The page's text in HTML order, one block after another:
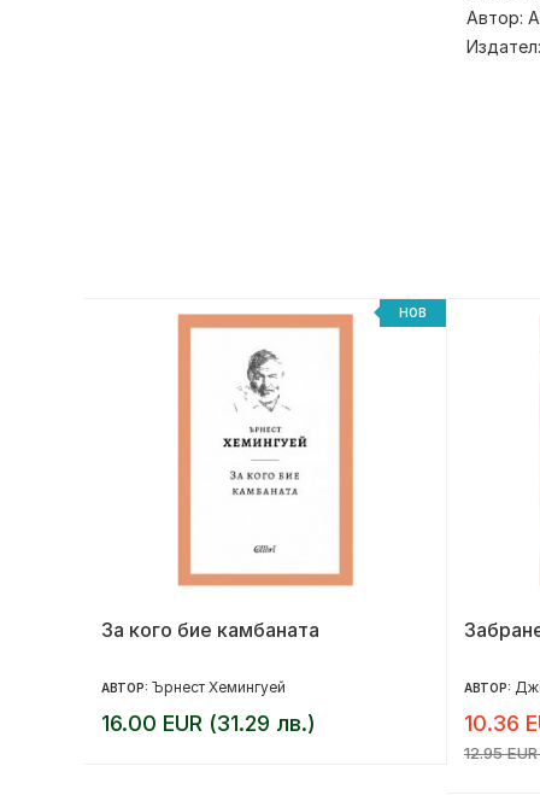
Автор:
Издател:
НОВ
За кого бие камбаната
АВТОР: Ърнест Хемингуей
16.00 EUR (31.29 лв.)
АВТОР:
10.36
12.95